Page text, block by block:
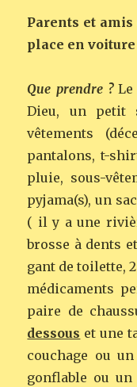
Parents et amis
place en
Que prendre ?Le
Dieu, un petit
vêtements
pantalons, t-
pluie, sous-
pyjama(s), un
( il y a une
brosse à dents
gant de toilette,
médicaments
paire de
dessous et une
couchage ou
gonflable ou